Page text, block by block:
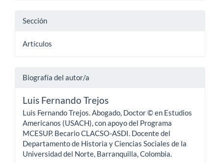
Sección
Artículos
Biografía del autor/a
Luis Fernando Trejos
Luis Fernando Trejos. Abogado, Doctor © en Estudios
Americanos (USACH), con apoyo del Programa
MCESUP. Becario CLACSO-ASDI. Docente del
Departamento de Historia y Ciencias Sociales de la
Universidad del Norte, Barranquilla, Colombia.